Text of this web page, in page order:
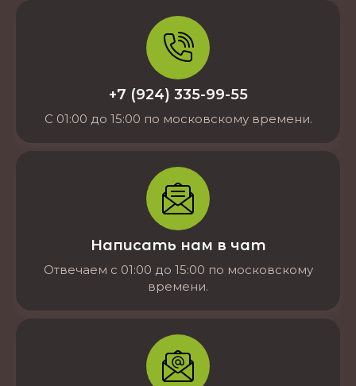
+7 (924) 335-99-55
С 01:00 до 15:00 по московскому времени.
Написать нам в чат
Отвечаем с 01:00 до 15:00 по московскому
времени.